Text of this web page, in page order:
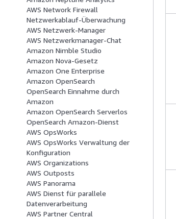
AWS Network Firewall
Netzwerkablauf-Überwachung
AWS Netzwerk-Manager
AWS Netzwerkmanager-Chat
Amazon Nimble Studio
Amazon Nova-Gesetz
Amazon One Enterprise
Amazon OpenSearch
OpenSearch Einnahme durch
Amazon
Amazon OpenSearch Serverlos
OpenSearch Amazon-Dienst
AWS OpsWorks
AWS OpsWorks Verwaltung der
Konfiguration
AWS Organizations
AWS Outposts
AWS Panorama
AWS Dienst für parallele
Datenverarbeitung
AWS Partner Central